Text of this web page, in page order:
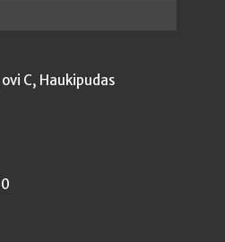
C, Haukipudas